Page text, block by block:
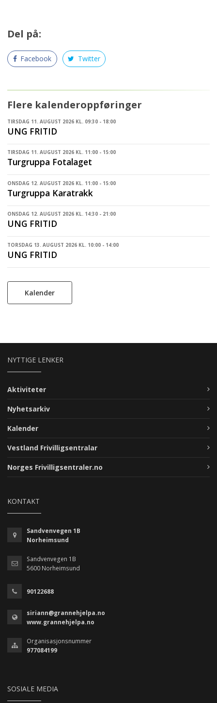
Del på:
Facebook Twitter
Flere kalenderoppføringer
TIRSDAG 11. AUGUST 2026 KL. 09:30 - 18:00
UNG FRITID
TIRSDAG 11. AUGUST 2026 KL. 11:00 - 15:00
Turgruppa Fotalaget
ONSDAG 12. AUGUST 2026 KL. 11:00 - 15:00
Turgruppa Karatrakk
ONSDAG 12. AUGUST 2026 KL. 14:30 - 21:00
UNG FRITID
TORSDAG 13. AUGUST 2026 KL. 10:00 - 14:00
UNG FRITID
Kalender
NYTTIGE LENKER
Aktiviteter
Nyhetsarkiv
Kalender
Vestland Frivilligsentralar
Norges Frivilligsentraler.no
KONTAKT
Sandvenvegen 1B
Norheimsund
Sandvenvegen 1B
5600 Norheimsund
90122688
siriann@grannehjelpa.no
www.grannehjelpa.no
Organisasjonsnummer
977084199
SOSIALE MEDIA